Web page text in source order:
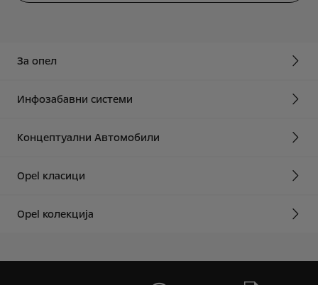
За опел
Инфозабавни системи
Концептуални Автомобили
Opel класици
Opel колекција